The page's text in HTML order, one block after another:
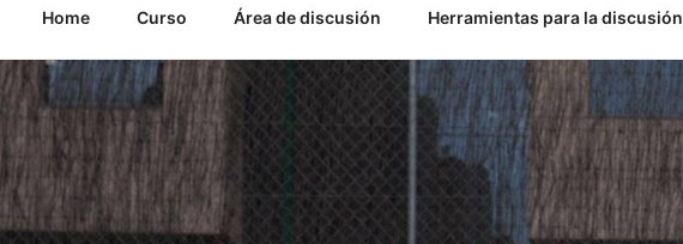
Home Curso Área de discusión Herramientas para la discusión